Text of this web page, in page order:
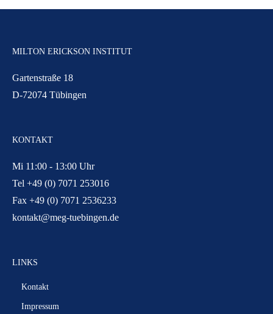
MILTON ERICKSON INSTITUT
Gartenstraße 18
D-72074 Tübingen
KONTAKT
Mi 11:00 - 13:00 Uhr
Tel +49 (0) 7071 253016
Fax +49 (0) 7071 2536233
kontakt@meg-tuebingen.de
LINKS
Kontakt
Impressum